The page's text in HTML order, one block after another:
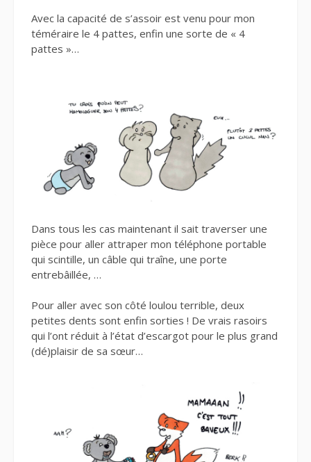
Avec la capacité de s’assoir est venu pour mon
téméraire le 4 pattes, enfin une sorte de « 4
pattes »…
Dans tous les cas maintenant il sait traverser une
pièce pour aller attraper mon téléphone portable
qui scintille, un câble qui traîne, une porte
entrebâillée, …
Pour aller avec son côté loulou terrible, deux
petites dents sont enfin sorties ! De vrais rasoirs
qui l’ont réduit à l’état d’escargot pour le plus grand
(dé)plaisir de sa sœur…